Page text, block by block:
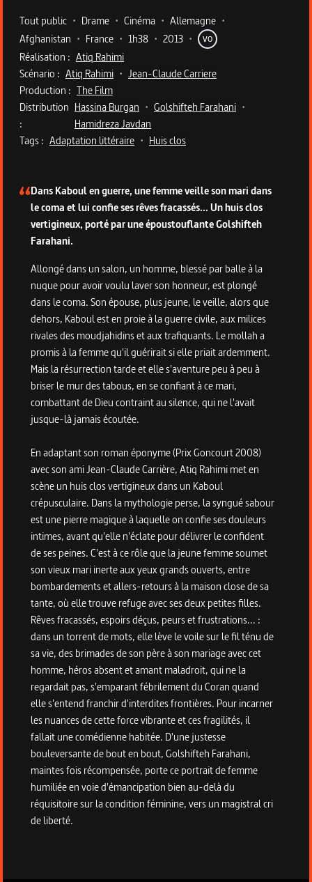
Metadata du programme
Tout public • Drame • Cinéma • Allemagne •
Afghanistan • France • 1h38 • 2013 • VO
Réalisation : Atiq Rahimi
Scénario : Atiq Rahimi • Jean-Claude Carriere
Production : The Film
Distribution
:
Hassina Burgan • Golshifteh Farahani •
Hamidreza Javdan
Tags : Adaptation littéraire • Huis clos
Dans Kaboul en guerre, une femme veille son mari dans
le coma et lui confie ses rêves fracassés... Un huis clos
vertigineux, porté par une époustouflante Golshifteh
Farahani.
Allongé dans un salon, un homme, blessé par balle à la
nuque pour avoir voulu laver son honneur, est plongé
dans le coma. Son épouse, plus jeune, le veille, alors que
dehors, Kaboul est en proie à la guerre civile, aux milices
rivales des moudjahidins et aux trafiquants. Le mollah a
promis à la femme qu'il guérirait si elle priait ardemment.
Mais la résurrection tarde et elle s'aventure peu à peu à
briser le mur des tabous, en se confiant à ce mari,
combattant de Dieu contraint au silence, qui ne l'avait
jusque-là jamais écoutée.
En adaptant son roman éponyme (Prix Goncourt 2008)
avec son ami Jean-Claude Carrière, Atiq Rahimi met en
scène un huis clos vertigineux dans un Kaboul
crépusculaire. Dans la mythologie perse, la syngué sabour
est une pierre magique à laquelle on confie ses douleurs
intimes, avant qu'elle n'éclate pour délivrer le confident
de ses peines. C'est à ce rôle que la jeune femme soumet
son vieux mari inerte aux yeux grands ouverts, entre
bombardements et allers-retours à la maison close de sa
tante, où elle trouve refuge avec ses deux petites filles.
Rêves fracassés, espoirs déçus, peurs et frustrations... :
dans un torrent de mots, elle lève le voile sur le fil ténu de
sa vie, des brimades de son père à son mariage avec cet
homme, héros absent et amant maladroit, qui ne la
regardait pas, s'emparant fébrilement du Coran quand
elle s'entend franchir d'interdites frontières. Pour incarner
les nuances de cette force vibrante et ces fragilités, il
fallait une comédienne habitée. D'une justesse
bouleversante de bout en bout, Golshifteh Farahani,
maintes fois récompensée, porte ce portrait de femme
humiliée en voie d'émancipation bien au-delà du
réquisitoire sur la condition féminine, vers un magistral cri
de liberté.